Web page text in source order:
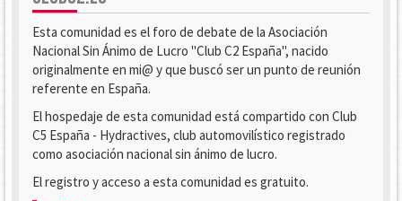
Esta comunidad es el foro de debate de la Asociación
Nacional Sin Ánimo de Lucro "Club C2 España", nacido
originalmente en mi@ y que buscó ser un punto de reunión
referente en España.
El hospedaje de esta comunidad está compartido con Club
C5 España - Hydractives, club automovilístico registrado
como asociación nacional sin ánimo de lucro.
El registro y acceso a esta comunidad es gratuito.